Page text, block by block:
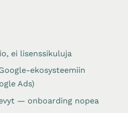
ei lisenssikuluja
ekosysteemiin
Ads)
— onboarding nopea